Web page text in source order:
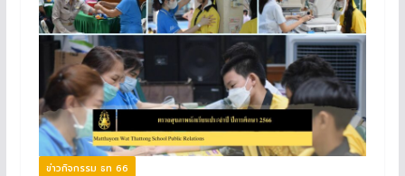
ข่าวกิจกรรม ธท 66